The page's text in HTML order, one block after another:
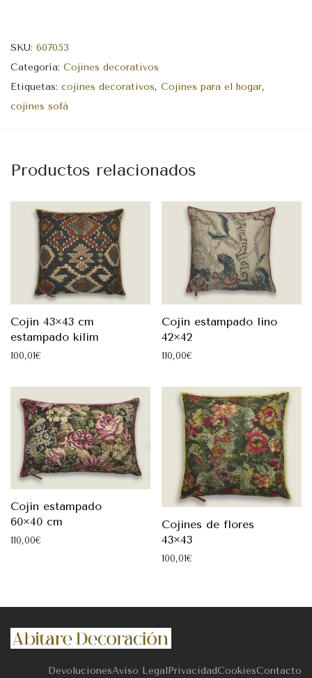
SKU: 607053
Categoría: Cojines decorativos
Etiquetas: cojines decorativos, Cojines para el hogar,
cojines sofá
Productos relacionados
Cojín 43×43 cm
estampado kilim
100,01€
Cojín estampado lino
42×42
110,00€
Cojín estampado
60×40 cm
110,00€
Cojines de flores
43×43
100,01€
DevolucionesAviso LegalPrivacidadCookiesContacto